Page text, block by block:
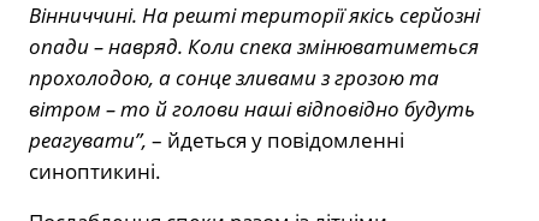
Вінниччині. На решті території якісь серйозні
опади – навряд. Коли спека змінюватиметься
прохолодою, а сонце зливами з грозою та
вітром – то й голови наші відповідно будуть
реагувати”, – йдеться у повідомленні
синоптикині.